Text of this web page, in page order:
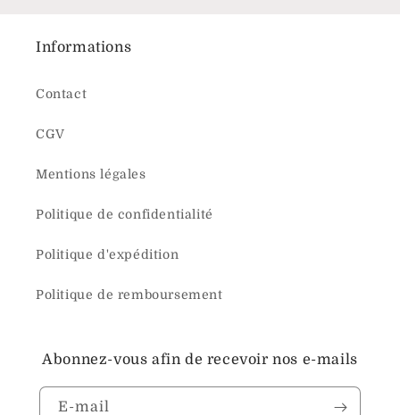
Informations
Contact
CGV
Mentions légales
Politique de confidentialité
Politique d'expédition
Politique de remboursement
Abonnez-vous afin de recevoir nos e-mails
E-mail